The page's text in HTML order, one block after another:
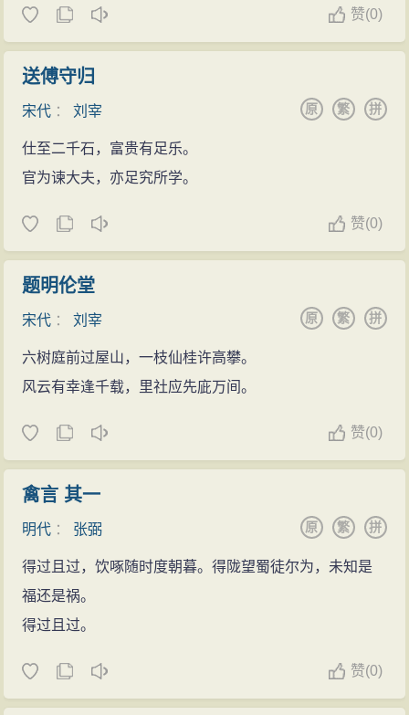
赞(0)
送傅守归
宋代 ：刘宰 拼
繁
原
仕至二千石，富贵有足乐。
官为谏大夫，亦足究所学。
赞(0)
题明伦堂
宋代 ：刘宰 拼
繁
原
六树庭前过屋山，一枝仙桂许高攀。
风云有幸逢千载，里社应先庛万间。
赞(0)
禽言 其一
明代 ： 张弼 拼
繁
原
得过且过，饮啄随时度朝暮。得陇望蜀徒尔为，未知是
福还是祸。
得过且过。
赞(0)